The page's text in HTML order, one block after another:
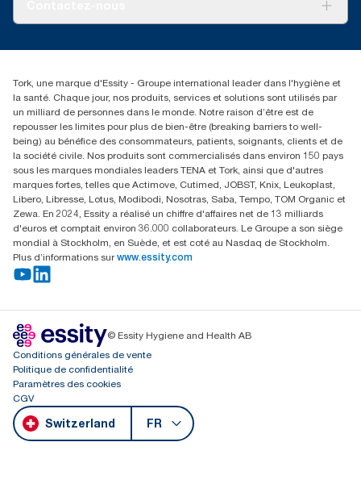
Reclamation pour distributeurs
+41 (0)848/810152
Essity Switzerland AG
Parkstraße 1b
6214 Schenkon
Lundi-jeudi 8:00-16:30 | Vendredi 8:00-15:00
GLN: 7609999000928
Tork, une marque d'Essity - Groupe international leader dans l'hygiène et
la santé. Chaque jour, nos produits, services et solutions sont utilisés par
un milliard de personnes dans le monde. Notre raison d’être est de
repousser les limites pour plus de bien-être (breaking barriers to well-
being) au bénéfice des consommateurs, patients, soignants, clients et de
la société civile. Nos produits sont commercialisés dans environ 150 pays
sous les marques mondiales leaders TENA et Tork, ainsi que d'autres
marques fortes, telles que Actimove, Cutimed, JOBST, Knix, Leukoplast,
Libero, Libresse, Lotus, Modibodi, Nosotras, Saba, Tempo, TOM Organic et
Zewa. En 2024, Essity a réalisé un chiffre d'affaires net de 13 milliards
d'euros et comptait environ 36.000 collaborateurs. Le Groupe a son siège
mondial à Stockholm, en Suède, et est coté au Nasdaq de Stockholm.
Plus d’informations sur www.essity.com
© Essity Hygiene and Health AB
Conditions générales de vente
Politique de confidentialité
Paramètres des cookies
CGV
Switzerland FR